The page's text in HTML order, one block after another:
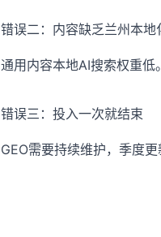
错误二：内容缺乏兰州本地
通用内容本地AI搜索权重低
错误三：投入一次就结束
GEO需要持续维护，季度更